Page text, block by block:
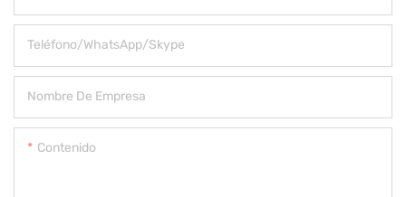
Teléfono/WhatsApp/Skype
Nombre De Empresa
Contenido